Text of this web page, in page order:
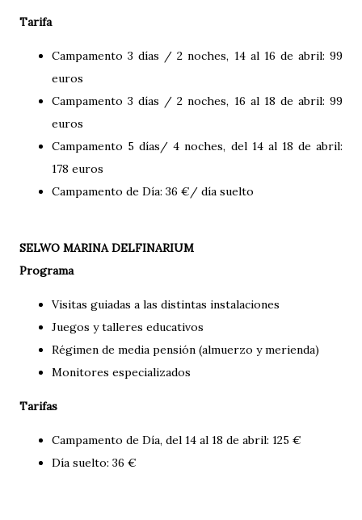
Tarifa
Campamento 3 días / 2 noches, 14 al 16 de abril: 99
euros
Campamento 3 días / 2 noches, 16 al 18 de abril: 99
euros
Campamento 5 días/ 4 noches, del 14 al 18 de abril:
178 euros
Campamento de Día: 36 €/ día suelto
SELWO MARINA DELFINARIUM
Programa
Visitas guiadas a las distintas instalaciones
Juegos y talleres educativos
Régimen de media pensión (almuerzo y merienda)
Monitores especializados
Tarifas
Campamento de Día, del 14 al 18 de abril: 125 €
Día suelto: 36 €